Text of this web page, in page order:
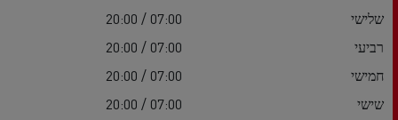
שלישי
07:00 / 20:00
רביעי
07:00 / 20:00
חמישי
07:00 / 20:00
שישי
07:00 / 20:00